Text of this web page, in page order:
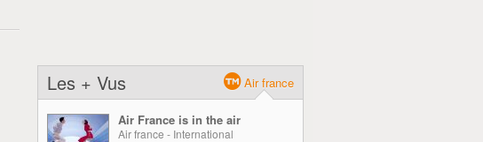
Les + Vus Air france
Air France is in the air
Air france - International